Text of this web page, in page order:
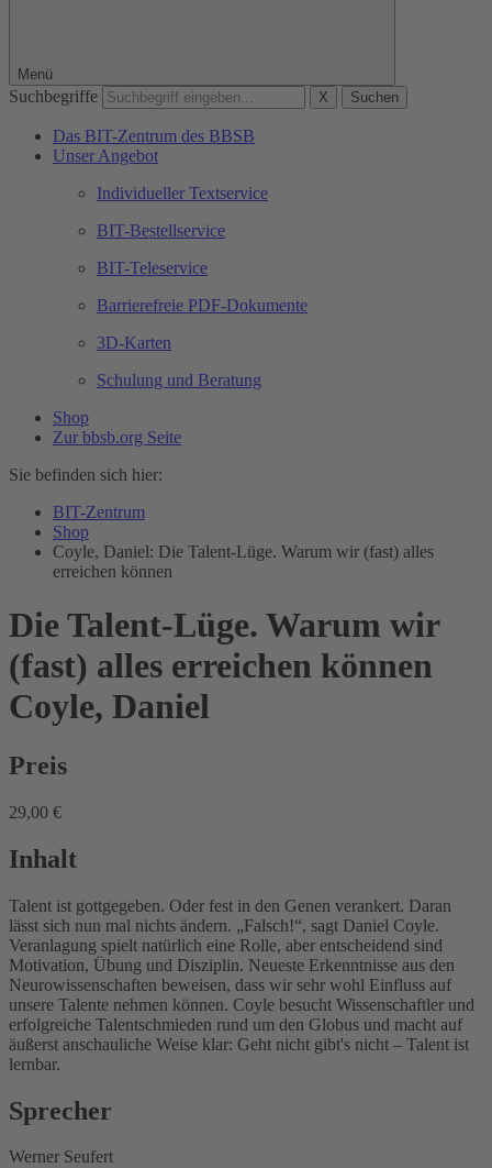
Menü
Suchbegriffe X Suchen
Das BIT-Zentrum des BBSB
Unser Angebot
Individueller Textservice
BIT-Bestellservice
BIT-Teleservice
Barrierefreie PDF-Dokumente
3D-Karten
Schulung und Beratung
Shop
Zur bbsb.org Seite
Sie befinden sich hier:
BIT-Zentrum
Shop
Coyle, Daniel: Die Talent-Lüge. Warum wir (fast) alles
erreichen können
Die Talent-Lüge. Warum wir
(fast) alles erreichen können
Coyle, Daniel
Preis
29,00 €
Inhalt
Talent ist gottgegeben. Oder fest in den Genen verankert. Daran
lässt sich nun mal nichts ändern. „Falsch!“, sagt Daniel Coyle.
Veranlagung spielt natürlich eine Rolle, aber entscheidend sind
Motivation, Übung und Disziplin. Neueste Erkenntnisse aus den
Neurowissenschaften beweisen, dass wir sehr wohl Einfluss auf
unsere Talente nehmen können. Coyle besucht Wissenschaftler und
erfolgreiche Talentschmieden rund um den Globus und macht auf
äußerst anschauliche Weise klar: Geht nicht gibt's nicht – Talent ist
lernbar.
Sprecher
Werner Seufert